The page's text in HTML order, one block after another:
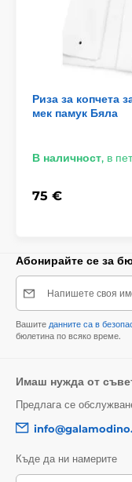
Риза за копчета
мек памук Бяла
В наличност, в
75 €
Абонирайте се за
Напишете своя
Вашите данните са в
бюлетина по всяко време.
Имаш нужда от
Предлага се
Къде да ни намерите